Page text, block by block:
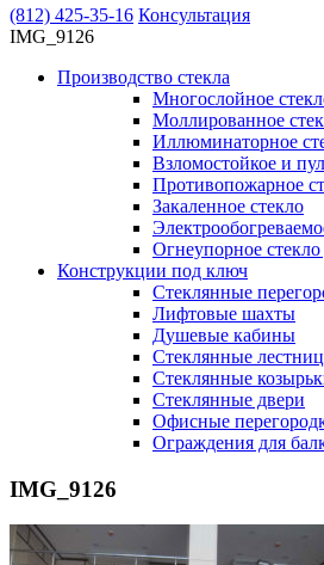
(812) 425-35-16 Консультация
IMG_9126
Производство стекла
Многослойное
Моллированное
Иллюминаторное
Взломостойкое и
Противопожарное
Закаленное стекло
Огнеупорное
Конструкции под ключ
Стеклянные
Лифтовые шахты
Душевые кабины
Cтеклянные
Cтеклянные
Cтеклянные двери
Офисные
Ограждения для
IMG_9126